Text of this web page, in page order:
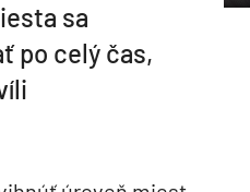
sa
po celý čas,